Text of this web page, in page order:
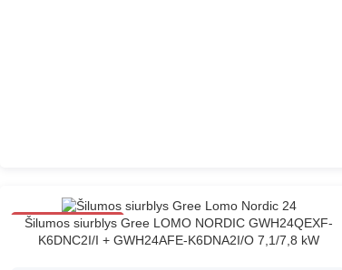
80
Šilumos siurblys Gree LOMO NORDIC GWH24QEXF-
K6DNC2I/I + GWH24AFE-K6DNA2I/O 7,1/7,8 kW